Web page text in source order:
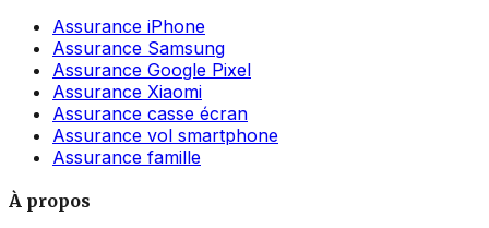
Assurance iPhone
Assurance Samsung
Assurance Google Pixel
Assurance Xiaomi
Assurance casse écran
Assurance vol smartphone
Assurance famille
À propos